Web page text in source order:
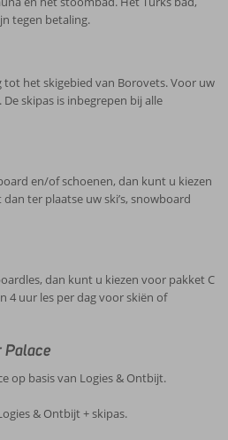
tegen betaling.
het skigebied van Borovets. Voor uw
skipas is inbegrepen bij alle
en/of schoenen, dan kunt u kiezen
ter plaatse uw ski’s, snowboard
dan kunt u kiezen voor pakket C
4 uur les per dag voor skiën of
Palace
op basis van Logies & Ontbijt.
& Ontbijt + skipas.